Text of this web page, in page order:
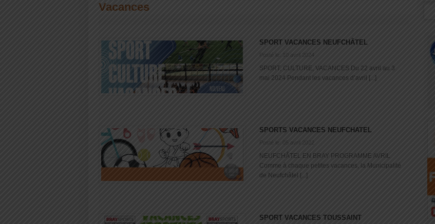
Vacances
SPORT VACANCES NEUFCHÂTEL
Posté le: 10 avril 2024
SPORT, CULTURE, VACANCES Du 22 avril au 3
mai 2024 Pendant les vacances d’avril [...]
SPORTS VACANCES NEUFCHATEL
Posté le: 05 avril 2022
NEUFCHÂTEL EN BRAY PROGRAMME AVRIL
Comme à chaque petites vacances, la Municipalité
de Neufchâtel [...]
SPORT VACANCES TOUSSAINT